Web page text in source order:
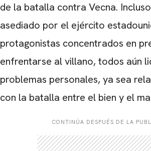
de la batalla contra Vecna.
asediado por el ejército
protagonistas concentrados en
enfrentarse al villano, todos aún
problemas personales, ya sea
con la batalla entre el bien y el
CONTINÚA DESPUÉS DE LA